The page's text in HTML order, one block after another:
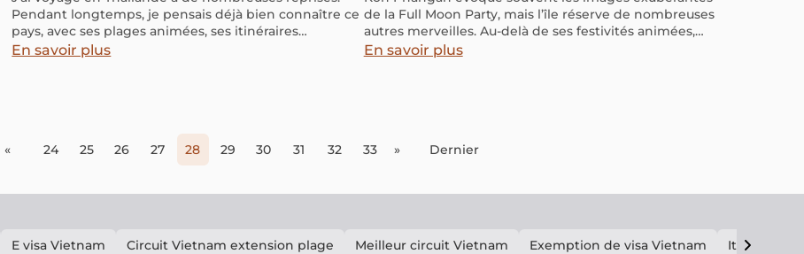
Pendant longtemps, je pensais déjà bien connaître ce
pays, avec ses plages animées, ses itinéraires
classiques et ses villes qui bougent jour et nuit. Je me
tourisme de masse, Koh Mak en Thaïlande est
exactement l’endroit qui mérite une place dans vos
projets de voyage. Voyons ensemble ce que l’île offre.
En savoir plus
de la Full Moon Party, mais l’île réserve de nombreuses
autres merveilles. Au-delà de ses festivités animées,
elle offre de splendides plages, des havres de paix et
En savoir plus
« 24 25 26 27 28 29 30 31 32 33 » Dernier
E visa Vietnam Circuit Vietnam extension plage Meilleur circuit Vietnam Exemption de visa Vietnam Itinéraire